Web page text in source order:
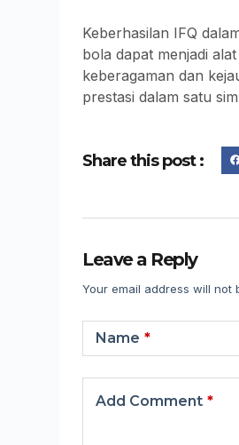
Keberhasilan IFQ
bola dapat menjadi
keberagaman dan
prestasi dalam satu
Share this post :
Leave a Reply
Your email address will not
Name *
Add Comment *